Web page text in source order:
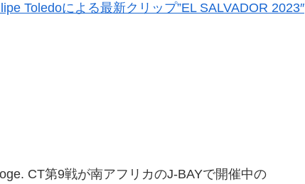
Toledoによる最新クリップ”EL SALVADOR 2023″
CT第9戦が南アフリカのJ-BAYで開催中の